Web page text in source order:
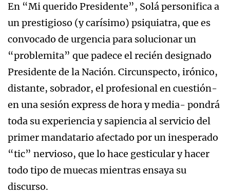
En “Mi querido Presidente”, Solá personifica a
un prestigioso (y carísimo) psiquiatra, que es
convocado de urgencia para solucionar un
“problemita” que padece el recién designado
Presidente de la Nación. Circunspecto, irónico,
distante, sobrador, el profesional en cuestión-
en una sesión express de hora y media- pondrá
toda su experiencia y sapiencia al servicio del
primer mandatario afectado por un inesperado
“tic” nervioso, que lo hace gesticular y hacer
todo tipo de muecas mientras ensaya su
discurso.